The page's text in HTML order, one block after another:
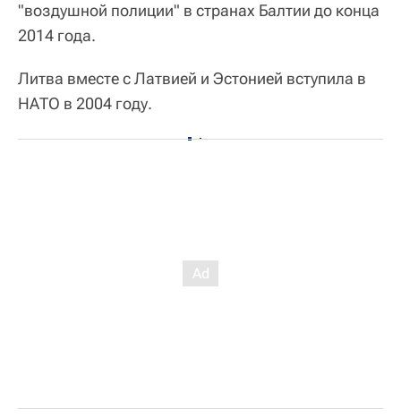
"воздушной полиции" в странах Балтии до конца
2014 года.
Литва вместе с Латвией и Эстонией вступила в
НАТО в 2004 году.